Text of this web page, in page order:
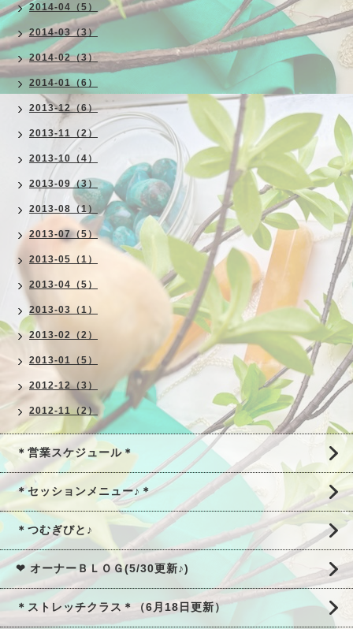
2014-04（5）
2014-03（3）
2014-02（3）
2014-01（6）
2013-12（6）
2013-11（2）
2013-10（4）
2013-09（3）
2013-08（1）
2013-07（5）
2013-05（1）
2013-04（5）
2013-03（1）
2013-02（2）
2013-01（5）
2012-12（3）
2012-11（2）
＊営業スケジュール＊
＊セッションメニュー♪＊
＊つむぎびと♪
❤ オーナーＢＬＯＧ(5/30更新♪)
＊ストレッチクラス＊（6月18日更新）